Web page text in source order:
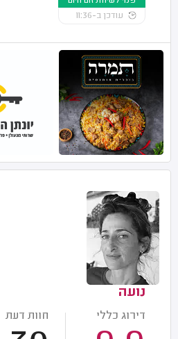
עודכן ב-11:36
נועה
דירוג כללי חוות דעת